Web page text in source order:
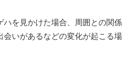
ハを見かけた場合、周囲との関係
会いがあるなどの変化が起こる場